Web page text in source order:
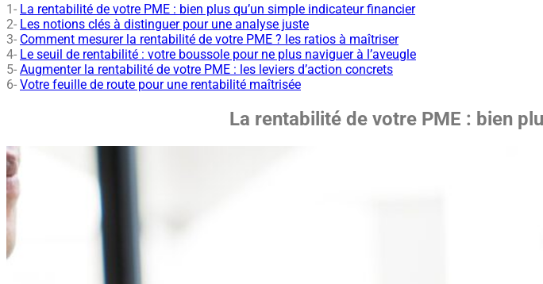
1- La rentabilité de votre PME : bien plus qu’un simple indicateur financier
2- Les notions clés à distinguer pour une analyse juste
3- Comment mesurer la rentabilité de votre PME ? les ratios à maîtriser
4- Le seuil de rentabilité : votre boussole pour ne plus naviguer à l’aveugle
5- Augmenter la rentabilité de votre PME : les leviers d’action concrets
6- Votre feuille de route pour une rentabilité maîtrisée
La rentabilité de votre PME : bien